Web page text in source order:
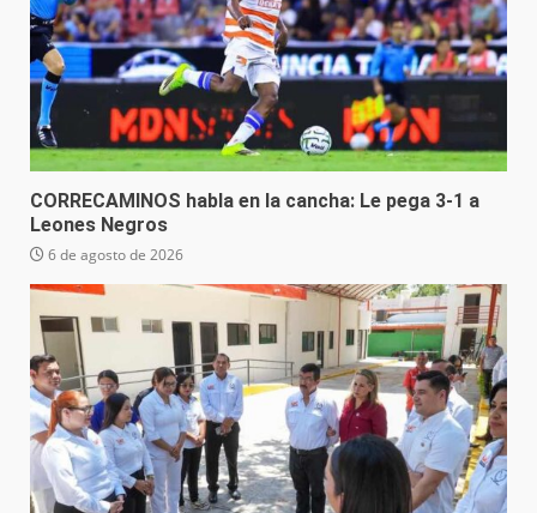
CORRECAMINOS habla en la cancha: Le pega 3-1 a
Leones Negros
6 de agosto de 2026